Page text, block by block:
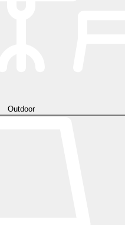
Outdoor